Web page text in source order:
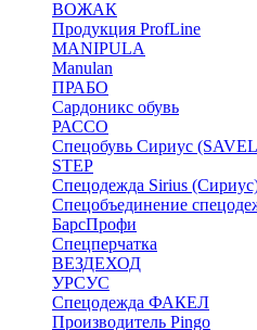
ВОЖАК
Продукция ProfLine
MANIPULA
Manulan
ПРАБО
Сардоникс обувь
РАССО
Спецобувь Сириус
STEP
Спецодежда Sirius
Спецобъединение
БарсПрофи
Спецперчатка
ВЕЗДЕХОД
УРСУС
Спецодежда ФАКЕЛ
Производитель Pingo